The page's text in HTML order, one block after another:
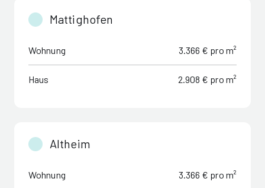
Mattighofen
Wohnung 3.366 € pro m²
Haus 2.908 € pro m²
Altheim
Wohnung 3.366 € pro m²